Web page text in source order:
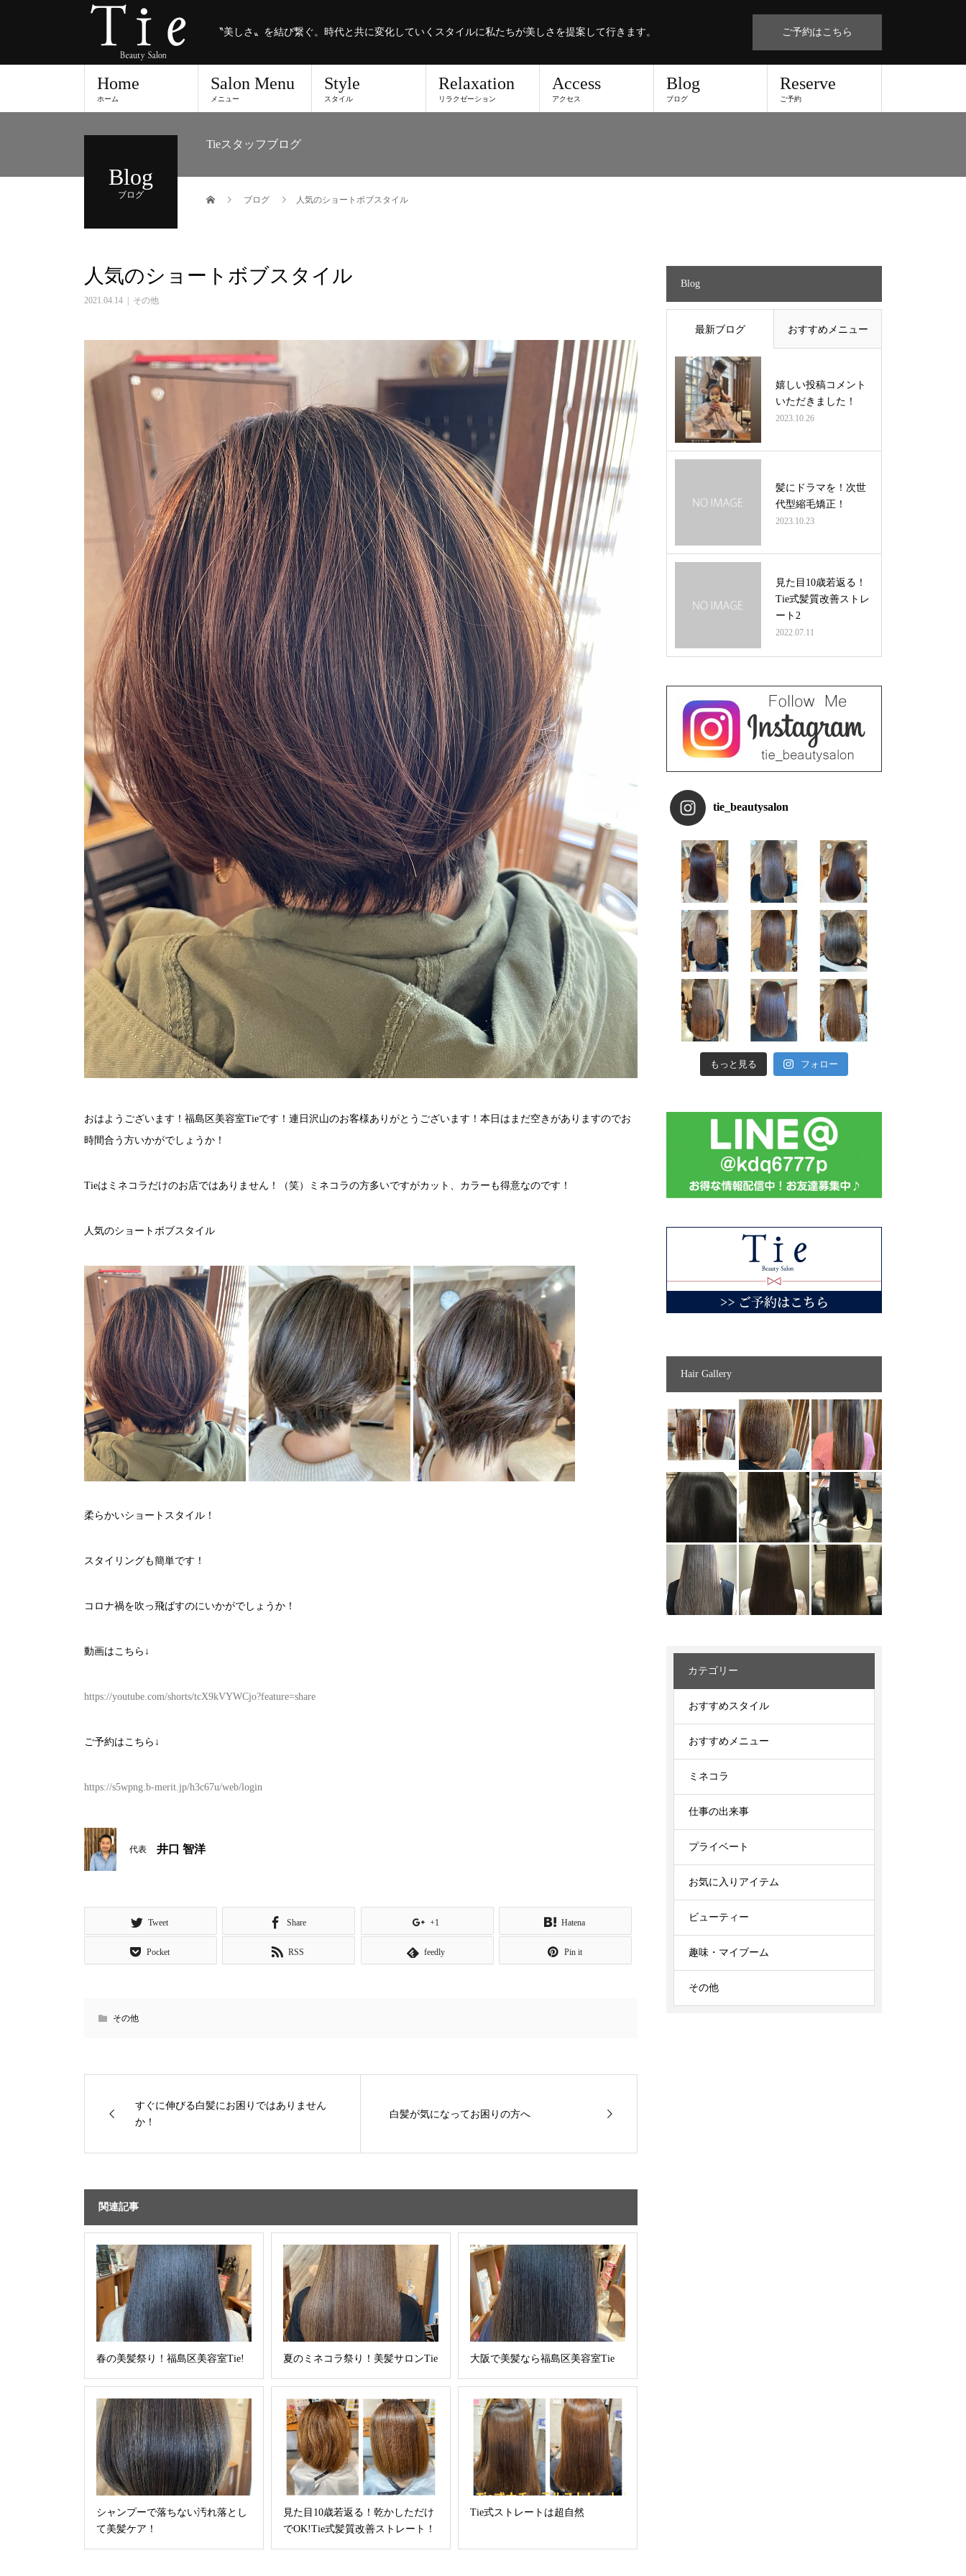
〝美しさ〟を結び繋ぐ。時代と共に変化していくスタイルに私たちが美しさを提案して行きます。 ご予約はこちら
Home
ホーム
Salon Menu
メニュー
Style
スタイル
Relaxation
リラクゼーション
Access
アクセス
Blog
ブログ
Reserve
ご予約
Blog
ブログ
Tieスタッフブログ
ブログ 人気のショートボブスタイル
人気のショートボブスタイル
2021.04.14 その他
おはようございます！福島区美容室Tieです！連日沢山のお客様ありがとうございます！本日はまだ空きがありますのでお
時間合う方いかがでしょうか！
Tieはミネコラだけのお店ではありません！（笑）ミネコラの方多いですがカット、カラーも得意なのです！
人気のショートボブスタイル
柔らかいショートスタイル！
スタイリングも簡単です！
コロナ禍を吹っ飛ばすのにいかがでしょうか！
動画はこちら↓
https://youtube.com/shorts/tcX9kVYWCjo?feature=share
ご予約はこちら↓
https://s5wpng.b-merit.jp/h3c67u/web/login
代表 井口 智洋
Tweet Share +1 Hatena
Pocket RSS feedly Pin it
その他
すぐに伸びる白髪にお困りではありません
か！
白髪が気になってお困りの方へ
関連記事
春の美髪祭り！福島区美容室Tie! 夏のミネコラ祭り！美髪サロンTie 大阪で美髪なら福島区美容室Tie
シャンプーで落ちない汚れ落とし
て美髪ケア！
見た目10歳若返る！乾かしただけ
でOK!Tie式髪質改善ストレート！
Tie式ストレートは超自然
Blog
最新ブログ おすすめメニュー
嬉しい投稿コメント
いただきました！
2023.10.26
髪にドラマを！次世
代型縮毛矯正！
2023.10.23
見た目10歳若返る！
Tie式髪質改善ストレ
ート2
2022.07.11
tie_beautysalon
もっと見る フォロー
Hair Gallery
カテゴリー
おすすめスタイル
おすすめメニュー
ミネコラ
仕事の出来事
プライベート
お気に入りアイテム
ビューティー
趣味・マイブーム
その他